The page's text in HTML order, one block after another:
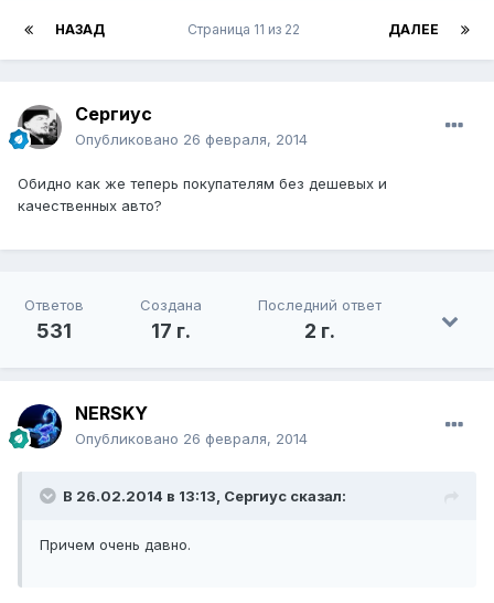
НАЗАД ДАЛЕЕ
Страница 11 из 22
Сергиус
Опубликовано 26 февраля, 2014
Обидно как же теперь покупателям без дешевых и
качественных авто?
Ответов
531
Создана
17 г.
Последний ответ
2 г.
NERSKY
Опубликовано 26 февраля, 2014
В 26.02.2014 в 13:13, Сергиус сказал:
Причем очень давно.